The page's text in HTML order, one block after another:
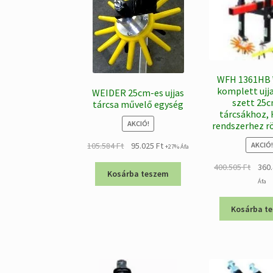
WEIDER 25cm-es ujjas
tárcsa művelő egység
AKCIÓ!
105.584Ft
Original
was:
105.584 Ft.
95.025FtCurrent
is:
95.025 Ft.
+27% Áfa
Kosárba teszem
WFH 1361HB
komplett
szett
tárcsákhoz,
rendszerhez
AKCIÓ!
400.505Ft
price
Áfa
Kosárba